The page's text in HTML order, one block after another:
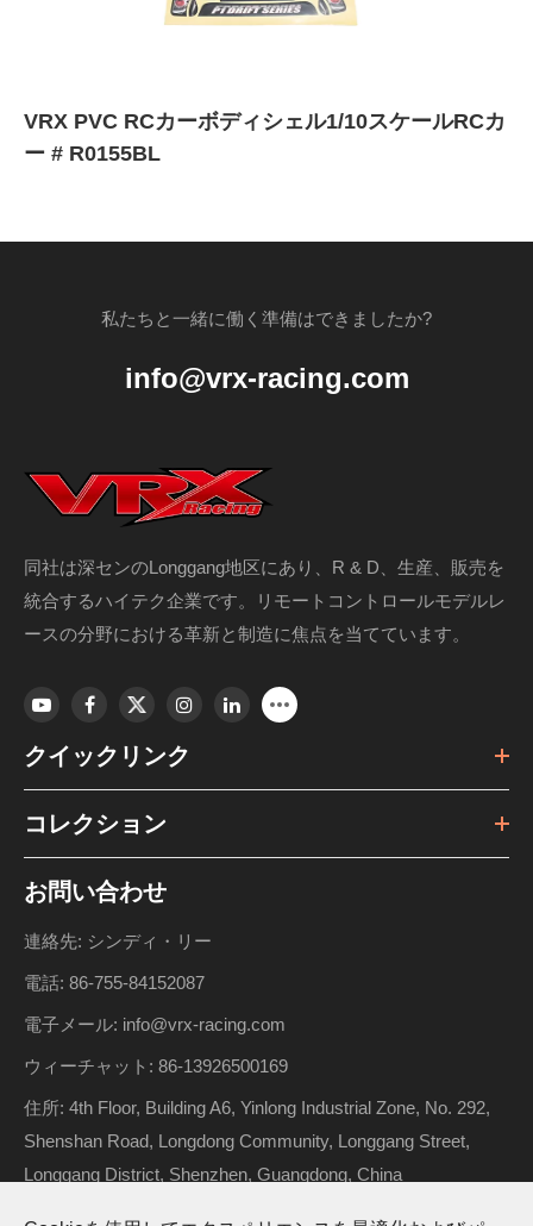
VRX PVC RCカーボディシェル1/10スケールRCカ
ー # R0155BL
私たちと一緒に働く準備はできましたか?
info@vrx-racing.com
同社は深センのLonggang地区にあり、R & D、生産、販売を
統合するハイテク企業です。リモートコントロールモデルレ
ースの分野における革新と制造に焦点を当てています。
クイックリンク
コレクション
お問い合わせ
連絡先: シンディ・リー
電話: 86-755-84152087
電子メール: info@vrx-racing.com
ウィーチャット: 86-13926500169
住所: 4th Floor, Building A6, Yinlong Industrial Zone, No. 292,
Shenshan Road, Longdong Community, Longgang Street,
Longgang District, Shenzhen, Guangdong, China